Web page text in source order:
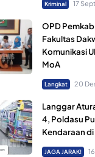
Kriminal 17
OPD
Fakultas
Komunikasi
MoA
Langkat 20
Langgar
4, Poldasu
Kendaraan
JAGA JARAK!